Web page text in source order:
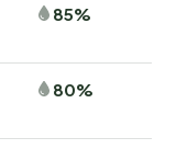
85%
80%